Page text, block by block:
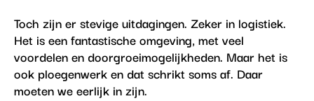
Toch zijn er stevige uitdagingen. Zeker in logistiek.
Het is een fantastische omgeving, met veel
voordelen en doorgroeimogelijkheden. Maar het is
ook ploegenwerk en dat schrikt soms af. Daar
moeten we eerlijk in zijn.